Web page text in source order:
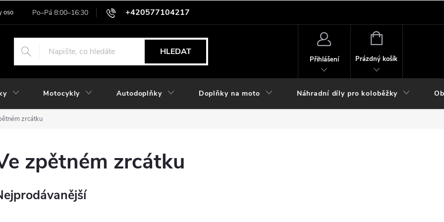
+420577104217
osobních údajů
HLEDAT
Přihlášení
NÁKUPNÍ
Prázdný košík
Motocykly Autodoplňky Doplňky na moto Náhradní díly pro koloběžky
zrcátku
zpětném zrcátku